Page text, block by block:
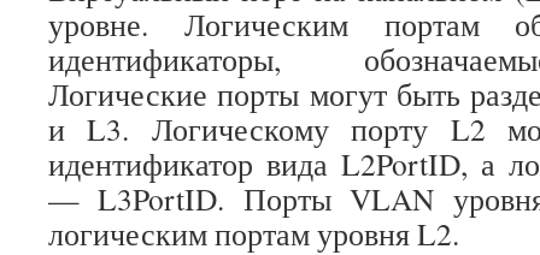
уровне. Логическим портам
идентификаторы,
Логические порты могут быть
и L3. Логическому порту L2
идентификатор вида L2PortID, а
— L3PortID. Порты VLAN
логическим портам уровня L2.